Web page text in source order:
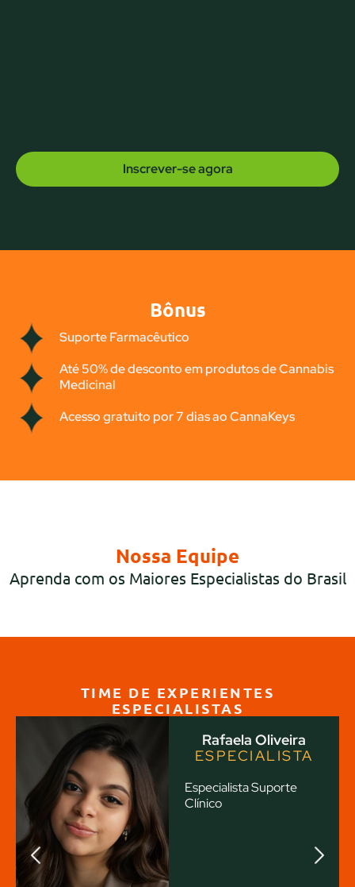
Inscrever-se agora
Bônus
Suporte Farmacêutico
Até 50% de desconto em produtos de Cannabis
Medicinal
Acesso gratuito por 7 dias ao CannaKeys
Nossa Equipe
Aprenda com os Maiores Especialistas do Brasil
TIME DE EXPERIENTES
ESPECIALISTAS
Rafaela Oliveira
ESPECIALISTA
Especialista Suporte
Clínico